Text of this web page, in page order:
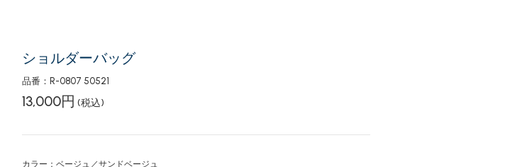
ショルダーバッグ
品番：R-0807 50521
13,000円 (税込)
カラー：ベージュ／サンドベージュ